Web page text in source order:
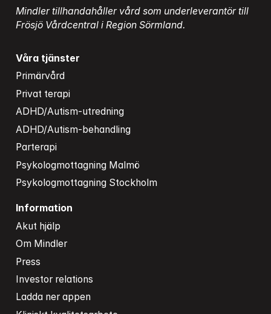
Mindler tillhandahåller vård som underleverantör till
Frösjö Vårdcentral i Region Sörmland.
Våra tjänster
Primärvård
Privat terapi
ADHD/Autism-utredning
ADHD/Autism-behandling
Parterapi
Psykologmottagning Malmö
Psykologmottagning Stockholm
Information
Akut hjälp
Om Mindler
Press
Investor relations
Ladda ner appen